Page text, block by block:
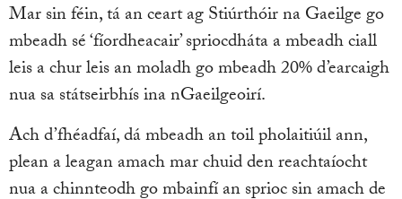
Mar sin féin, tá an ceart ag Stiúrthóir na Gaeilge go
mbeadh sé ‘fíordheacair’ spriocdháta a mbeadh ciall
leis a chur leis an moladh go mbeadh 20% d’earcaigh
nua sa státseirbhís ina nGaeilgeoirí.
Ach d’fhéadfaí, dá mbeadh an toil pholaitiúil ann,
plean a leagan amach mar chuid den reachtaíocht
nua a chinnteodh go mbainfí an sprioc sin amach de